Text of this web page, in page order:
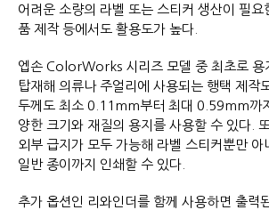
어려운 소량의 라벨 또는 스티커 생산이 필요
품 제작 등에서도 활용도가 높다.
엡손 ColorWorks 시리즈 모델 중 최초로 용
탑재해 의류나 주얼리에 사용되는 행택 제작
두께도 최소 0.11mm부터 최대 0.59mm까
양한 크기와 재질의 용지를 사용할 수 있다.
외부 급지가 모두 가능해 라벨 스티커뿐만 아
일반 종이까지 인쇄할 수 있다.
추가 옵션인 리와인더를 함께 사용하면 출력